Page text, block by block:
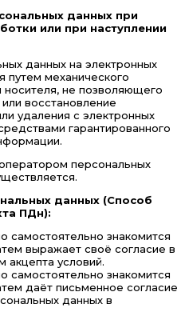
данных при
или при наступлении
данных на электронных
путем механического
носителя, не позволяющего
восстановление
удаления с электронных
гарантированного
персональных
данных (Способ
ПДн):
самостоятельно знакомится
выражает своё согласие в
акцепта условий.
самостоятельно знакомится
даёт письменное согласие
данных в